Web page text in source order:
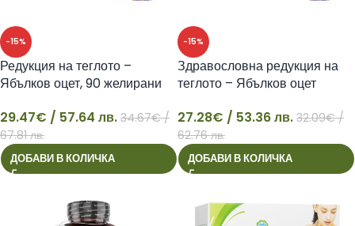
-15%
29
Редукция на теглото –
Ябълков оцет, 90 желирани
29.47€ / 57.64 лв. 34.67€/
67.81 лв.
ДОБАВИ В КОЛИЧКА
-15%
27
Здравословна редукция на
теглото – Ябълков оцет
Worl
27.28€ / 53.36 лв. 32.09€/
62.76 лв.
ДОБАВИ В КОЛИЧКА